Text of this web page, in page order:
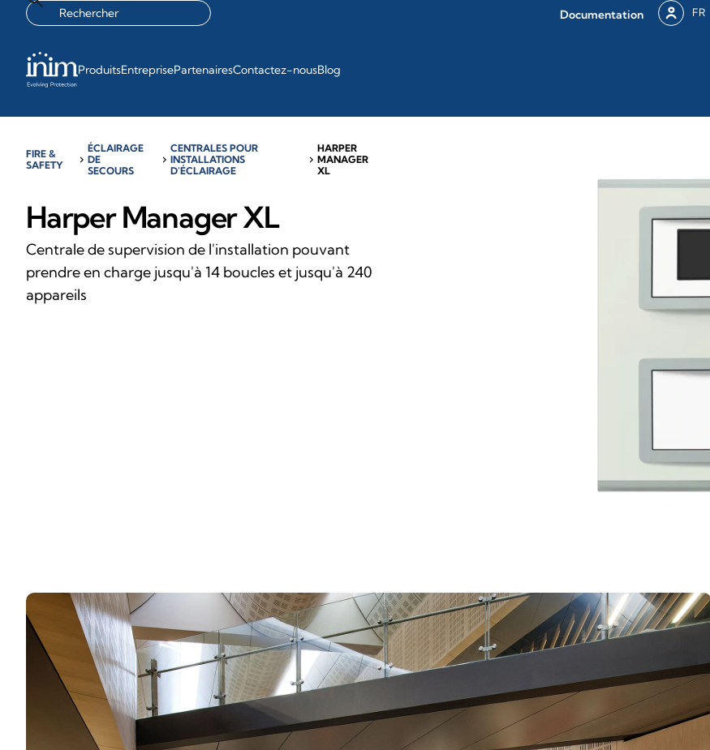
Documentation FR
ProduitsEntreprisePartenairesContactez-nousBlog
FIRE &
SAFETY
chevron_right
ÉCLAIRAGE
DE
SECOURS
chevron_right
CENTRALES POUR
INSTALLATIONS
D'ÉCLAIRAGE
chevron_right
HARPER
MANAGER
XL
Harper Manager XL
Centrale de supervision de l'installation pouvant
prendre en charge jusqu'à 14 boucles et jusqu'à 240
appareils